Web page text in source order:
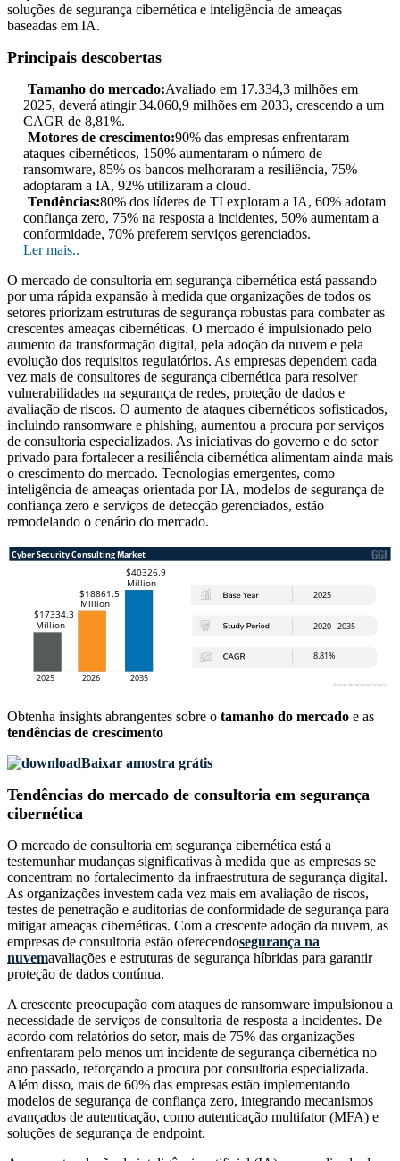
soluções de segurança cibernética e inteligência de ameaças
baseadas em IA.
Principais descobertas
Tamanho do mercado:Avaliado em 17.334,3 milhões em
2025, deverá atingir 34.060,9 milhões em 2033, crescendo a um
CAGR de 8,81%.
Motores de crescimento:90% das empresas enfrentaram
ataques cibernéticos, 150% aumentaram o número de
ransomware, 85% os bancos melhoraram a resiliência, 75%
adoptaram a IA, 92% utilizaram a cloud.
Tendências:80% dos líderes de TI exploram a IA, 60% adotam
confiança zero, 75% na resposta a incidentes, 50% aumentam a
conformidade, 70% preferem serviços gerenciados.
Ler mais..
O mercado de consultoria em segurança cibernética está passando
por uma rápida expansão à medida que organizações de todos os
setores priorizam estruturas de segurança robustas para combater as
crescentes ameaças cibernéticas. O mercado é impulsionado pelo
aumento da transformação digital, pela adoção da nuvem e pela
evolução dos requisitos regulatórios. As empresas dependem cada
vez mais de consultores de segurança cibernética para resolver
vulnerabilidades na segurança de redes, proteção de dados e
avaliação de riscos. O aumento de ataques cibernéticos sofisticados,
incluindo ransomware e phishing, aumentou a procura por serviços
de consultoria especializados. As iniciativas do governo e do setor
privado para fortalecer a resiliência cibernética alimentam ainda mais
o crescimento do mercado. Tecnologias emergentes, como
inteligência de ameaças orientada por IA, modelos de segurança de
confiança zero e serviços de detecção gerenciados, estão
remodelando o cenário do mercado.
Obtenha insights abrangentes sobre o tamanho do mercado e as
tendências de crescimento
Baixar amostra grátis
Tendências do mercado de consultoria em segurança
cibernética
O mercado de consultoria em segurança cibernética está a
testemunhar mudanças significativas à medida que as empresas se
concentram no fortalecimento da infraestrutura de segurança digital.
As organizações investem cada vez mais em avaliação de riscos,
testes de penetração e auditorias de conformidade de segurança para
mitigar ameaças cibernéticas. Com a crescente adoção da nuvem, as
empresas de consultoria estão oferecendosegurança na
nuvemavaliações e estruturas de segurança híbridas para garantir
proteção de dados contínua.
A crescente preocupação com ataques de ransomware impulsionou a
necessidade de serviços de consultoria de resposta a incidentes. De
acordo com relatórios do setor, mais de 75% das organizações
enfrentaram pelo menos um incidente de segurança cibernética no
ano passado, reforçando a procura por consultoria especializada.
Além disso, mais de 60% das empresas estão implementando
modelos de segurança de confiança zero, integrando mecanismos
avançados de autenticação, como autenticação multifator (MFA) e
soluções de segurança de endpoint.